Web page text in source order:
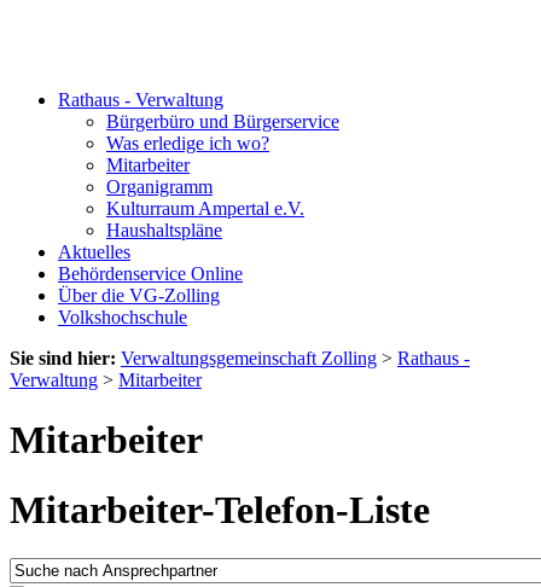
Rathaus - Verwaltung
Bürgerbüro und Bürgerservice
Was erledige ich wo?
Mitarbeiter
Organigramm
Kulturraum Ampertal e.V.
Haushaltspläne
Aktuelles
Behördenservice Online
Über die VG-Zolling
Volkshochschule
Sie sind hier: Verwaltungsgemeinschaft Zolling > Rathaus -
Verwaltung > Mitarbeiter
Mitarbeiter
Mitarbeiter-Telefon-Liste